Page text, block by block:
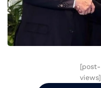
[post-
views]